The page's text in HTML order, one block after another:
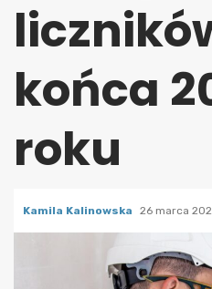
końca
roku
Kamila Kalinowska 26 marca